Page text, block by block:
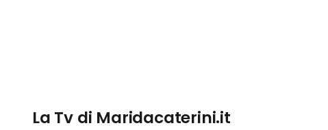
La Tv di Maridacaterini.it